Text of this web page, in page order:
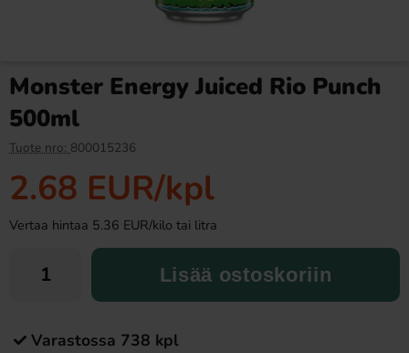
Ramlösa Kirsikka 33cl
Osta
Monster Energy Juiced Rio Punch
500ml
Tuote nro: 800015236
2.68 EUR/kpl
Vertaa hintaa 5.36 EUR/kilo tai litra
Lisää ostoskoriin
Varastossa 738 kpl